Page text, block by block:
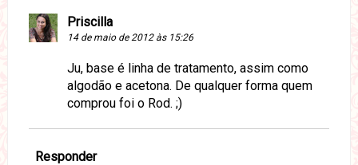
Priscilla
14 de maio de 2012 às 15:26
Ju, base é linha de tratamento, assim como
algodão e acetona. De qualquer forma quem
comprou foi o Rod. ;)
Responder